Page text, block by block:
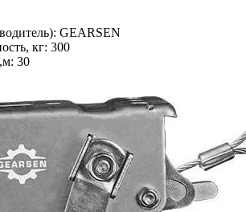
GEARSEN
кг: 300
30